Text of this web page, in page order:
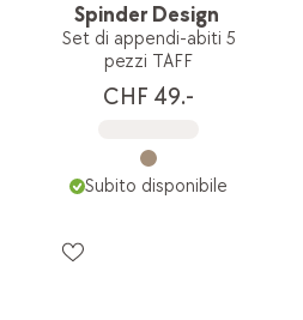
Spinder Design
Set di appendi-abiti 5
pezzi TAFF
CHF 49.-
Subito disponibile